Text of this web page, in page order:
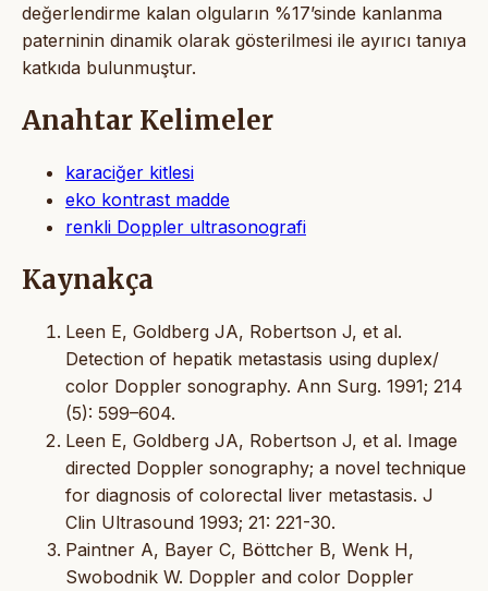
değerlendirme kalan olguların %17’sinde kanlanma
paterninin dinamik olarak gösterilmesi ile ayırıcı tanıya
katkıda bulunmuştur.
Anahtar Kelimeler
karaciğer kitlesi
eko kontrast madde
renkli Doppler ultrasonografi
Kaynakça
Leen E, Goldberg JA, Robertson J, et al.
Detection of hepatik metastasis using duplex/
color Doppler sonography. Ann Surg. 1991; 214
(5): 599–604.
Leen E, Goldberg JA, Robertson J, et al. Image
directed Doppler sonography; a novel technique
for diagnosis of colorectal liver metastasis. J
Clin Ultrasound 1993; 21: 221-30.
Paintner A, Bayer C, Böttcher B, Wenk H,
Swobodnik W. Doppler and color Doppler